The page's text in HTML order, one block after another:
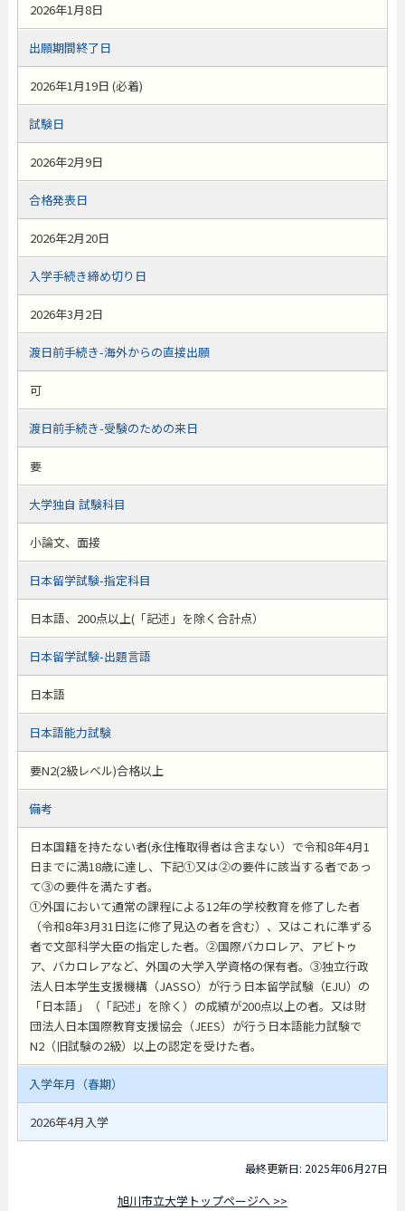
2026年1月8日
出願期間終了日
2026年1月19日 (必着)
試験日
2026年2月9日
合格発表日
2026年2月20日
入学手続き締め切り日
2026年3月2日
渡日前手続き-海外からの直接出願
可
渡日前手続き-受験のための来日
要
大学独自 試験科目
小論文、面接
日本留学試験-指定科目
日本語、200点以上(「記述」を除く合計点）
日本留学試験-出題言語
日本語
日本語能力試験
要N2(2級レベル)合格以上
備考
日本国籍を持たない者(永住権取得者は含まない）で令和8年4月1
日までに満18歳に達し、下記①又は②の要件に該当する者であっ
て③の要件を満たす者。
①外国において通常の課程による12年の学校教育を修了した者
（令和8年3月31日迄に修了見込の者を含む）、又はこれに準ずる
者で文部科学大臣の指定した者。②国際バカロレア、アビトゥ
ア、バカロレアなど、外国の大学入学資格の保有者。③独立行政
法人日本学生支援機構（JASSO）が行う日本留学試験（EJU）の
「日本語」（「記述」を除く）の成績が200点以上の者。又は財
団法人日本国際教育支援協会（JEES）が行う日本語能力試験で
N2（旧試験の2級）以上の認定を受けた者。
入学年月（春期）
2026年4月入学
最終更新日: 2025年06月27日
旭川市立大学トップページへ >>